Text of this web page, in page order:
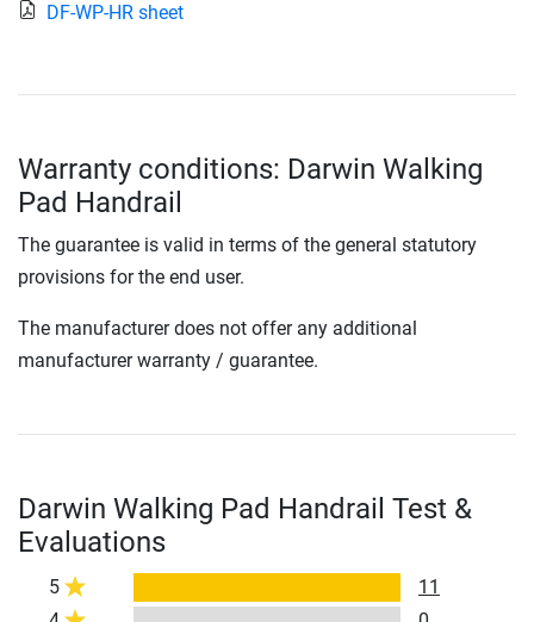
DF-WP-HR sheet
Warranty conditions: Darwin Walking
Pad Handrail
The guarantee is valid in terms of the general statutory
provisions for the end user.
The manufacturer does not offer any additional
manufacturer warranty / guarantee.
Darwin Walking Pad Handrail Test &
Evaluations
5
11